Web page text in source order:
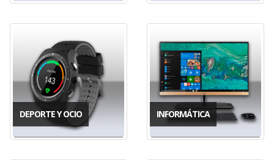
DEPORTE Y OCIO INFORMÁTICA